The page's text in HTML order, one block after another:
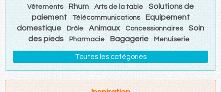
Vêtements Rhum Arts de la table
Solutions de
paiement
Télécommunications
Equipement
domestique
Drôle Animaux Concessionnaires
Soin
des pieds
Pharmacie Bagagerie Menuiserie
Toutes les catégories